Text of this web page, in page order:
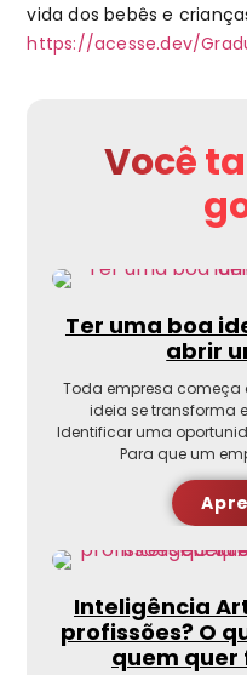
vida dos bebês e
https://acesse.dev/
Você
Ter uma boa
abrir
Toda empresa
ideia se transforma
Identificar uma
Para que um
Inteligência
profissões? O
quem